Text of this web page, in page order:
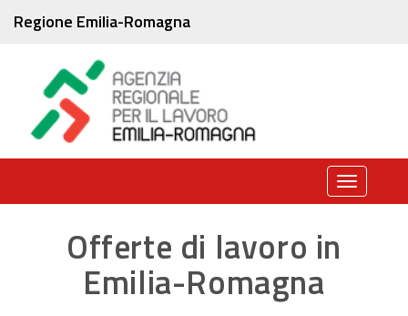
Regione Emilia-Romagna
Toggle
Offerte di lavoro in
Emilia-Romagna